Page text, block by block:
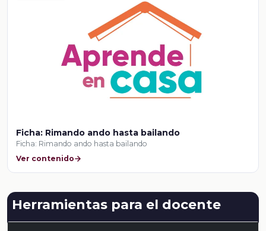
Ficha: Rimando ando hasta bailando
Ficha: Rimando ando hasta bailando
Ver contenido
Herramientas para el docente